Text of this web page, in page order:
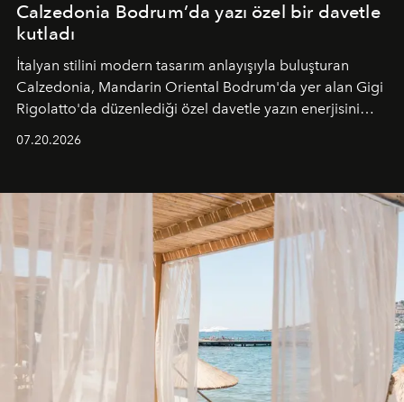
Calzedonia Bodrum’da yazı özel bir davetle
kutladı
İtalyan stilini modern tasarım anlayışıyla buluşturan
Calzedonia, Mandarin Oriental Bodrum'da yer alan Gigi
Rigolatto'da düzenlediği özel davetle yazın enerjisini
07.20.2026